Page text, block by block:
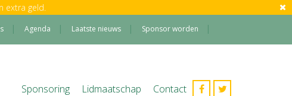
extra geld.
Agenda Laatste nieuws Sponsor worden
Sponsoring Lidmaatschap Contact